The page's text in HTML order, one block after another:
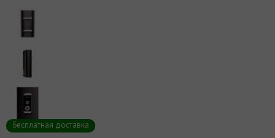
Бесплатная доставка